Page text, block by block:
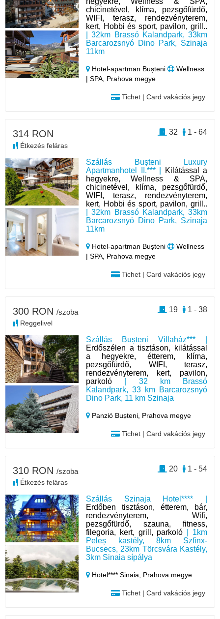
chicinetével, klíma, pezsgőfürdő,
WIFI, terasz, rendezvényterem,
kert, Hobbi és sport, pavilon, grill..
| 32km Brassó Kalandpark, 33km
Barcarozsnyó Dino Park, Szinaja
11km
Hotel‑apartman Bușteni
Wellness
| SPA, Prahova megye
Tichet | Card vakációs jegy
Szállás Bușteni Luxury
Apartmanhotel II.*** |
Kilátással a
hegyekre, Wellness & SPA,
chicinetével, klíma, pezsgőfürdő,
WIFI, terasz, rendezvényterem,
kert, Hobbi és sport, pavilon, grill..
| 32km Brassó Kalandpark, 33km
Barcarozsnyó Dino Park, Szinaja
11km
Hotel‑apartman Bușteni
Wellness
| SPA, Prahova megye
Tichet | Card vakációs jegy
314 RON
Étkezés feláras
1 - 64
32
Szállás Bușteni Villaház*** |
Erdőszélen a tisztáson, kilátással
a hegyekre, étterem, klíma,
pezsgőfürdő, WIFI, terasz,
rendezvényterem, kert, pavilon,
parkoló | 32 km Brassó
Kalandpark, 33 km Barcarozsnyó
Dino Park, 11 km Szinaja
Panzió Bușteni, Prahova megye
Tichet | Card vakációs jegy
300 RON /szoba
Reggelivel
1 - 38
19
Szállás Szinaja Hotel**** |
Erdőben tisztáson, étterem, bár,
rendezvényterem, Wifi,
pezsgőfürdő, szauna, fitness,
filegoria, kert, grill, parkoló | 1km
Peleș kastély, 8km Szfinx-
Bucsecs, 23km Törcsvára Kastély,
3km Sinaia sípálya
Hotel**** Sinaia, Prahova megye
Tichet | Card vakációs jegy
310 RON /szoba
Étkezés feláras
1 - 54
20